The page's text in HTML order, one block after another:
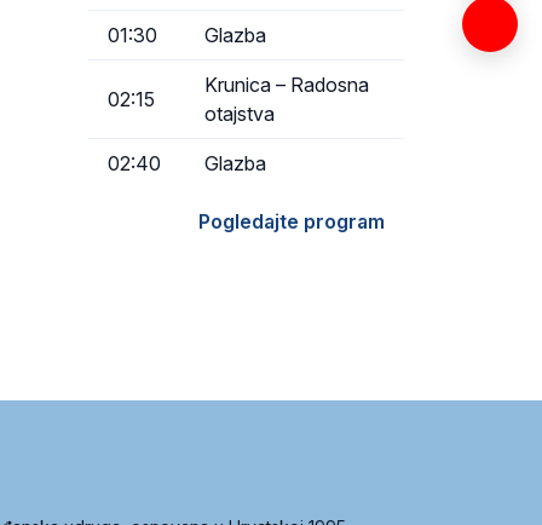
01:30 Glazba
02:15
Krunica – Radosna
otajstva
02:40 Glazba
Pogledajte program